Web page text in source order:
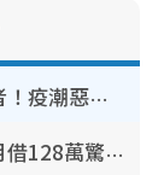
奪命寄生蟲｜食生菜狂瀉首現死者！疫潮惡化錄1.8萬宗病例 揭洗菜3大謬誤
銀行高層戀上水療女技師！兩個月借128萬驚覺「沉船」沉落火海 揭背後疑似邪教操控賣淫